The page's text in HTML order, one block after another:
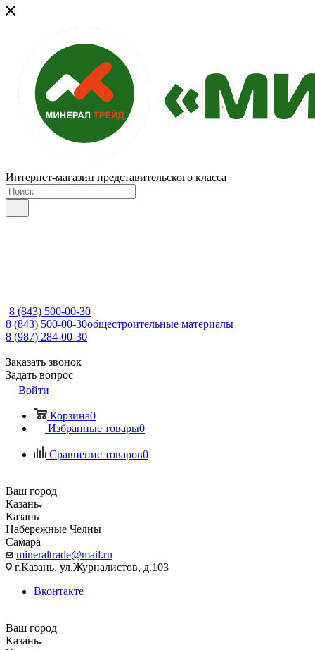
Интернет-магазин представительского класса
8 (843) 500-00-30
8 (843) 500-00-30общестроительные материалы
8 (987) 284-00-30
Заказать звонок
Задать вопрос
Войти
Корзина0
Избранные товары0
Сравнение товаров0
Ваш город
Казань
Казань
Набережные Челны
Самара
mineraltrade@mail.ru
г.Казань, ул.Журналистов, д.103
Вконтакте
Ваш город
Казань